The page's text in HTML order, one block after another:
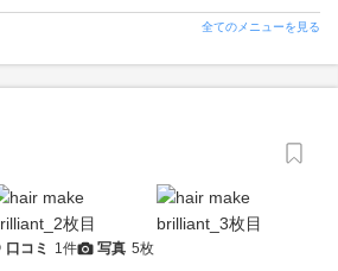
全てのメニューを見る
口コミ 1件 写真 5枚